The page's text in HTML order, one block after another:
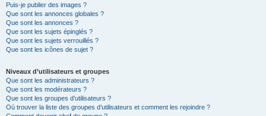
Puis-je publier des images ?
Que sont les annonces globales ?
Que sont les annonces ?
Que sont les sujets épinglés ?
Que sont les sujets verrouillés ?
Que sont les icônes de sujet ?
Niveaux d’utilisateurs et groupes
Que sont les administrateurs ?
Que sont les modérateurs ?
Que sont les groupes d’utilisateurs ?
Où trouver la liste des groupes d’utilisateurs et comment les rejoindre ?